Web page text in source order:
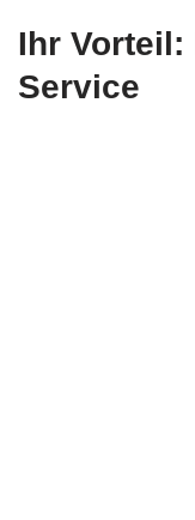
Ihr
Service